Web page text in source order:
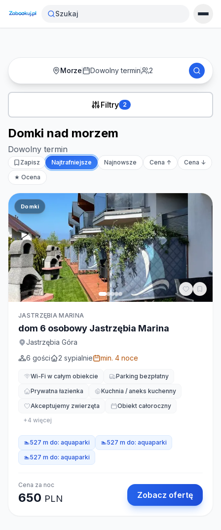
Strona główna›Noclegi
Szukaj
Morze Dowolny termin 2
Filtry 2
Domki nad morzem
Dowolny termin
Zapisz Najtrafniejsze Najnowsze Cena ↑
Cena ↓
★ Ocena
Domki
JASTRZĘBIA MARINA
dom 6 osobowy Jastrzębia Marina
Jastrzębia Góra
6 gości 2 sypialnie min. 4 noce
Wi-Fi w całym obiekcie
Parking bezpłatny
Prywatna łazienka
Kuchnia / aneks kuchenny
Akceptujemy zwierzęta
Obiekt całoroczny
+4 więcej
🏊527 m do: aquaparki 🏊527 m do: aquaparki
🏊527 m do: aquaparki
Cena za noc
650 PLN Zobacz ofertę